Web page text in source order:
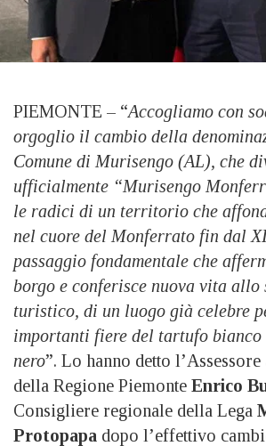
PIEMONTE – “Accogliamo con
orgoglio il cambio della
Comune di Murisengo (AL), che
ufficialmente “Murisengo
le radici di un territorio che
nel cuore del Monferrato fin dal
passaggio fondamentale che
borgo e conferisce nuova vita allo
turistico, di un luogo già celebre
importanti fiere del tartufo
nero”. Lo hanno detto
della Regione Piemonte Enrico
Consigliere regionale della Lega
Protopapa dopo l’effettivo